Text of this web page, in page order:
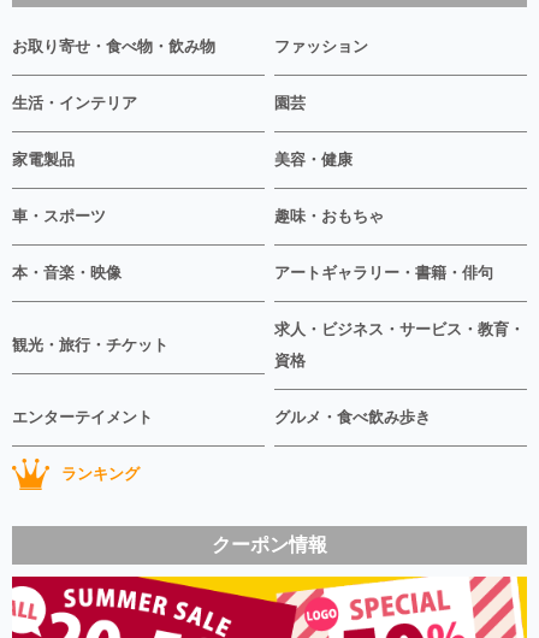
お取り寄せ・食べ物・飲み物 ファッション
生活・インテリア 園芸
家電製品 美容・健康
車・スポーツ 趣味・おもちゃ
本・音楽・映像 アートギャラリー・書籍・俳句
観光・旅行・チケット
求人・ビジネス・サービス・教育・
資格
エンターテイメント グルメ・食べ飲み歩き
ランキング
クーポン情報